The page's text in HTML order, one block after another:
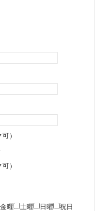
）
）
金曜 土曜 日曜
祝日